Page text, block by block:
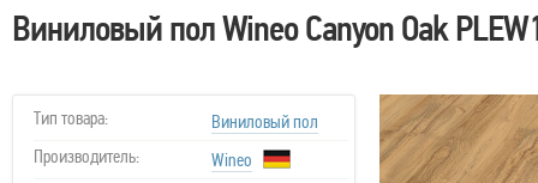
Виниловый пол Wineo Canyon Oak
Тип товара:
Виниловый пол
Производитель:
Wineo